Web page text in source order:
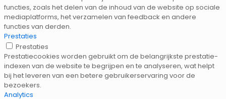
functies, zoals het delen van de inhoud van de website op sociale
mediaplatforms, het verzamelen van feedback en andere
functies van derden.
Prestaties
Prestaties
Prestatiecookies worden gebruikt om de belangrijkste prestatie-
indexen van de website te begrijpen en te analyseren, wat helpt
bij het leveren van een betere gebruikerservaring voor de
bezoekers.
Analytics